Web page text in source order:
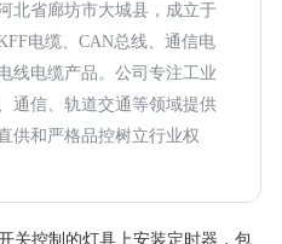
北省廊坊市大城县，成立于
电缆、CAN总线、通信电
线电缆产品。公司专注工业
通信、轨道交通等领域提供
供和严格品控树立行业权
关控制的灯具上安装定时器，包